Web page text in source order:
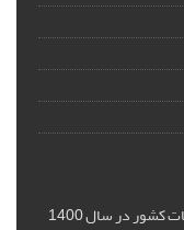
در سال 1400